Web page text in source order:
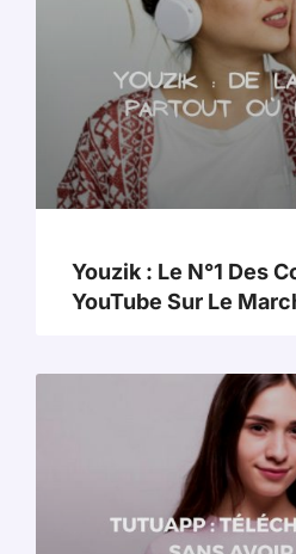
Youzik : Le N°1 Des
YouTube Sur Le